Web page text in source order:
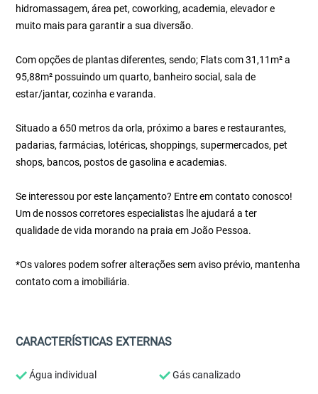
hidromassagem, área pet, coworking, academia, elevador e
muito mais para garantir a sua diversão.
Com opções de plantas diferentes, sendo; Flats com 31,11m² a
95,88m² possuindo um quarto, banheiro social, sala de
estar/jantar, cozinha e varanda.
Situado a 650 metros da orla, próximo a bares e restaurantes,
padarias, farmácias, lotéricas, shoppings, supermercados, pet
shops, bancos, postos de gasolina e academias.
Se interessou por este lançamento? Entre em contato conosco!
Um de nossos corretores especialistas lhe ajudará a ter
qualidade de vida morando na praia em João Pessoa.
*Os valores podem sofrer alterações sem aviso prévio, mantenha
contato com a imobiliária.
CARACTERÍSTICAS EXTERNAS
Água individual Gás canalizado